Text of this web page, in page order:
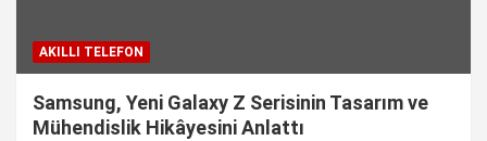
AKILLI TELEFON
Samsung, Yeni Galaxy Z Serisinin Tasarım ve
Mühendislik Hikâyesini Anlattı